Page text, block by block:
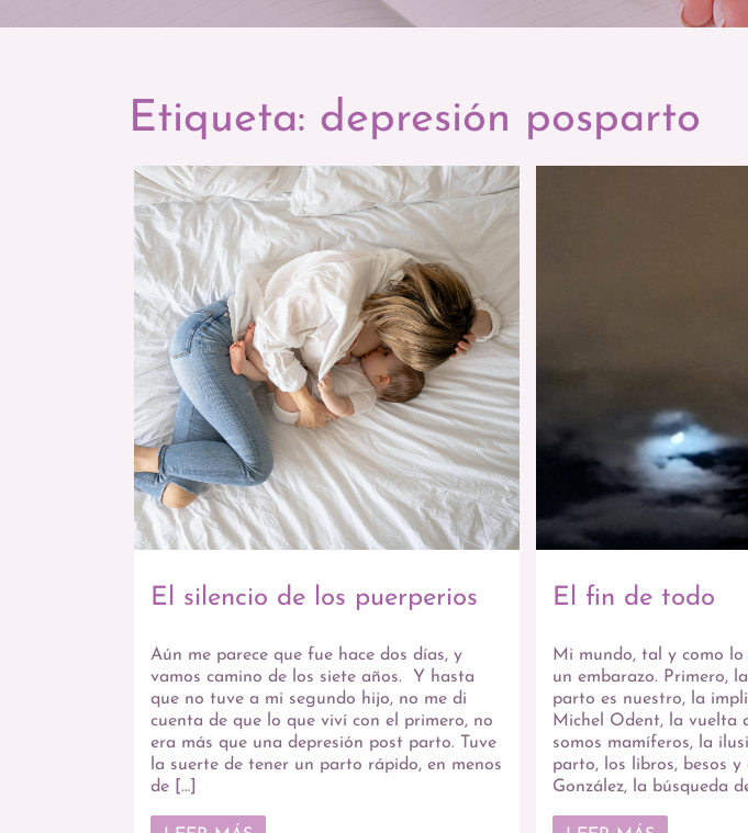
Etiqueta: depresión posparto
El silencio de los puerperios
Aún me parece que fue hace dos días, y
vamos camino de los siete años. Y hasta
que no tuve a mi segundo hijo, no me di
cuenta de que lo que viví con el primero, no
era más que una depresión post parto. Tuve
la suerte de tener un parto rápido, en menos
de […]
El fin de todo
Mi mundo, tal y como lo
un embarazo. Primero,
parto es nuestro, la
Michel Odent, la vuelta
somos mamíferos, la
parto, los libros, besos y
González, la búsqueda